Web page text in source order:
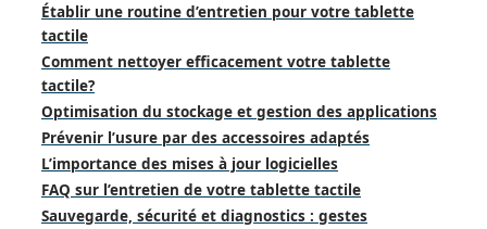
Établir une routine d’entretien pour votre tablette
tactile
Comment nettoyer efficacement votre tablette
tactile?
Optimisation du stockage et gestion des applications
Prévenir l’usure par des accessoires adaptés
L’importance des mises à jour logicielles
FAQ sur l’entretien de votre tablette tactile
Sauvegarde, sécurité et diagnostics : gestes